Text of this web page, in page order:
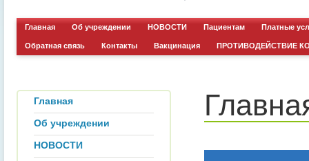
Главная Об учреждении НОВОСТИ Пациентам Платные
Обратная связь Контакты Вакцинация ПРОТИВОДЕЙСТВИЕ
Главная
Об учреждении
НОВОСТИ